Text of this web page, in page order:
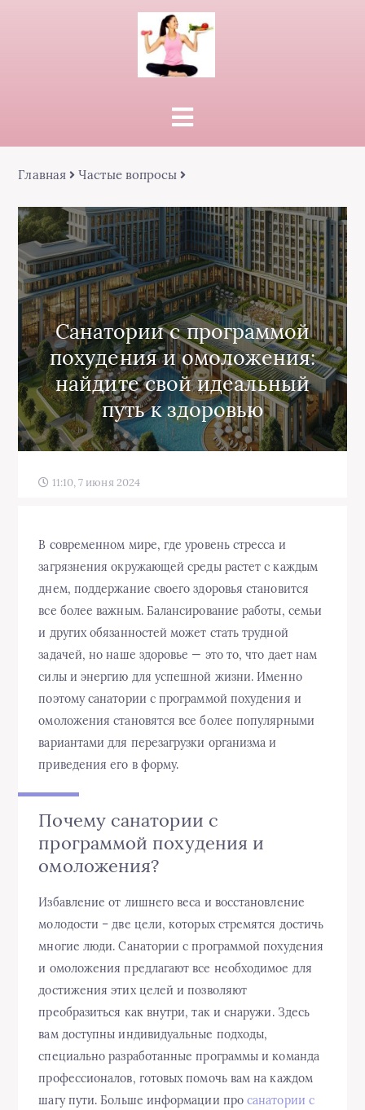
Главная Частые вопросы
Санатории с программой
похудения и омоложения:
найдите свой идеальный
путь к здоровью
11:10, 7 июня 2024
В современном мире, где уровень стресса и
загрязнения окружающей среды растет с каждым
днем, поддержание своего здоровья становится
все более важным. Балансирование работы, семьи
и других обязанностей может стать трудной
задачей, но наше здоровье — это то, что дает нам
силы и энергию для успешной жизни. Именно
поэтому санатории с программой похудения и
омоложения становятся все более популярными
вариантами для перезагрузки организма и
приведения его в форму.
Почему санатории с
программой похудения и
омоложения?
Избавление от лишнего веса и восстановление
молодости – две цели, которых стремятся достичь
многие люди. Санатории с программой похудения
и омоложения предлагают все необходимое для
достижения этих целей и позволяют
преобразиться как внутри, так и снаружи. Здесь
вам доступны индивидуальные подходы,
специально разработанные программы и команда
профессионалов, готовых помочь вам на каждом
шагу пути. Больше информации просанатории с